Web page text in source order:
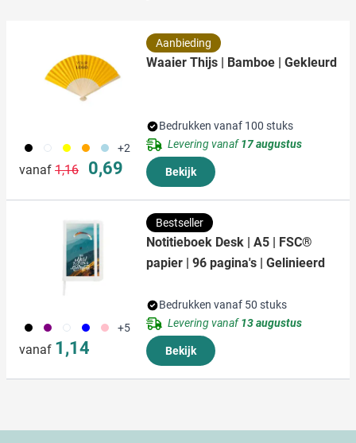
001 002 006 007 018 +2
vanaf Normale prijs
1,16 Speciale prijs
0,69
Aanbieding
Waaier Thijs | Bamboe | Gekleurd
Bedrukken vanaf 100 stuks
Levering vanaf17 augustus
Bekijk
001 024 002 005 017 +5
vanaf 1,14
Bestseller
Notitieboek Desk | A5 | FSC®
papier | 96 pagina's | Gelinieerd
Bedrukken vanaf 50 stuks
Levering vanaf13 augustus
Bekijk